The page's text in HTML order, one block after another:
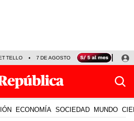
TELLO 7 DE AGOSTO TINKA RESULTADOS
ECONOMÍA SOCIEDAD MUNDO